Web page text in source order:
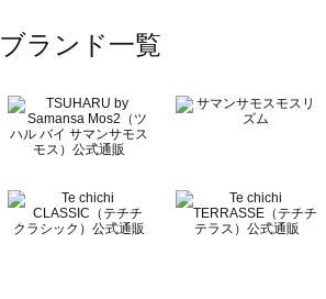
ブランド一覧